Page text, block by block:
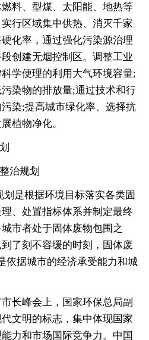
料、型煤、太阳能、地热等
行区域集中供热、消灭千家
化率，通过强化污染源治理
创建无烟控制区。调整工业
学便理的利用大气环境容量;
染物的排放量;通过技术和行
染;提高城市绿化率、选择抗
植物净化。
治规划
划是根据环境目标落实各类固
、处置指标体系并制定最终
市者处于固体废物包围之
了刻不容缓的时刻，固体废
依据城市的经济承受能力和城
长峰会上，国家环保总局副
文明的标志，集中体现国家
力和市场国际竞争力。中国